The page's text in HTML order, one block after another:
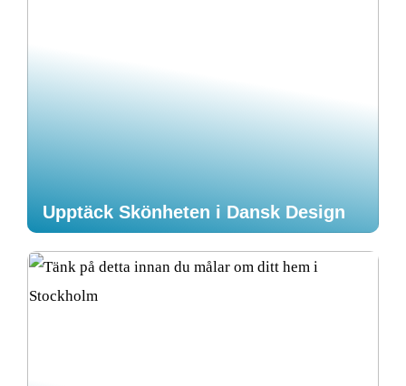
Upptäck Skönheten i Dansk Design